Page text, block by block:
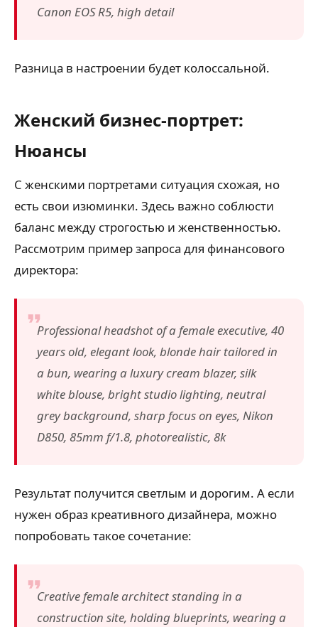
Canon EOS R5, high detail
Разница в настроении будет колоссальной.
Женский бизнес-портрет:
Нюансы
С женскими портретами ситуация схожая, но
есть свои изюминки. Здесь важно соблюсти
баланс между строгостью и женственностью.
Рассмотрим пример запроса для финансового
директора:
Professional headshot of a female executive, 40
years old, elegant look, blonde hair tailored in
a bun, wearing a luxury cream blazer, silk
white blouse, bright studio lighting, neutral
grey background, sharp focus on eyes, Nikon
D850, 85mm f/1.8, photorealistic, 8k
Результат получится светлым и дорогим. А если
нужен образ креативного дизайнера, можно
попробовать такое сочетание:
Creative female architect standing in a
construction site, holding blueprints, wearing a